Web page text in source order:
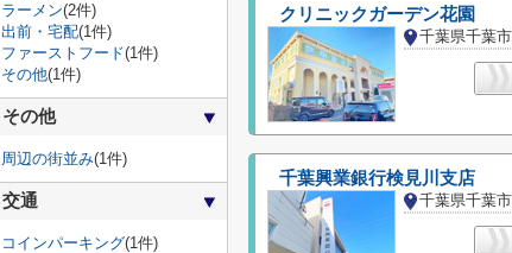
クリニックガーデン花園
千葉興業銀行検見川支店
ラーメン(2件)
出前・宅配(1件)
ファーストフード(1件)
その他(1件)
その他
周辺の街並み(1件)
交通
コインパーキング(1件)